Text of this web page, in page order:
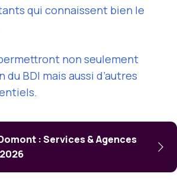
qui connaissent bien le
non seulement
du BDI mais aussi d’autres
: Services & Agences